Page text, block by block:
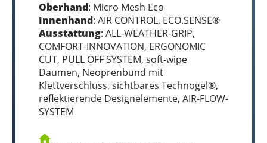
Oberhand: Micro Mesh Eco
Innenhand: AIR CONTROL, ECO.SENSE®
Ausstattung: ALL-WEATHER-GRIP,
COMFORT-INNOVATION, ERGONOMIC
CUT, PULL OFF SYSTEM, soft-wipe
Daumen, Neoprenbund mit
Klettverschluss, sichtbares Technogel®,
reflektierende Designelemente, AIR-FLOW-
SYSTEM